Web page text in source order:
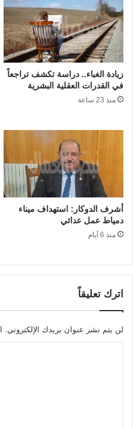
زيادة الغباء.. دراسة تكشف تراجعاً
في القدرات العقلية البشرية
منذ 23 ساعة
أشرف الدوكار: استهداف ميناء
دمياط عمل عدائي
منذ 6 أيام
اترك تعليقاً
لن يتم نشر عنوان بريدك الإلكتروني.